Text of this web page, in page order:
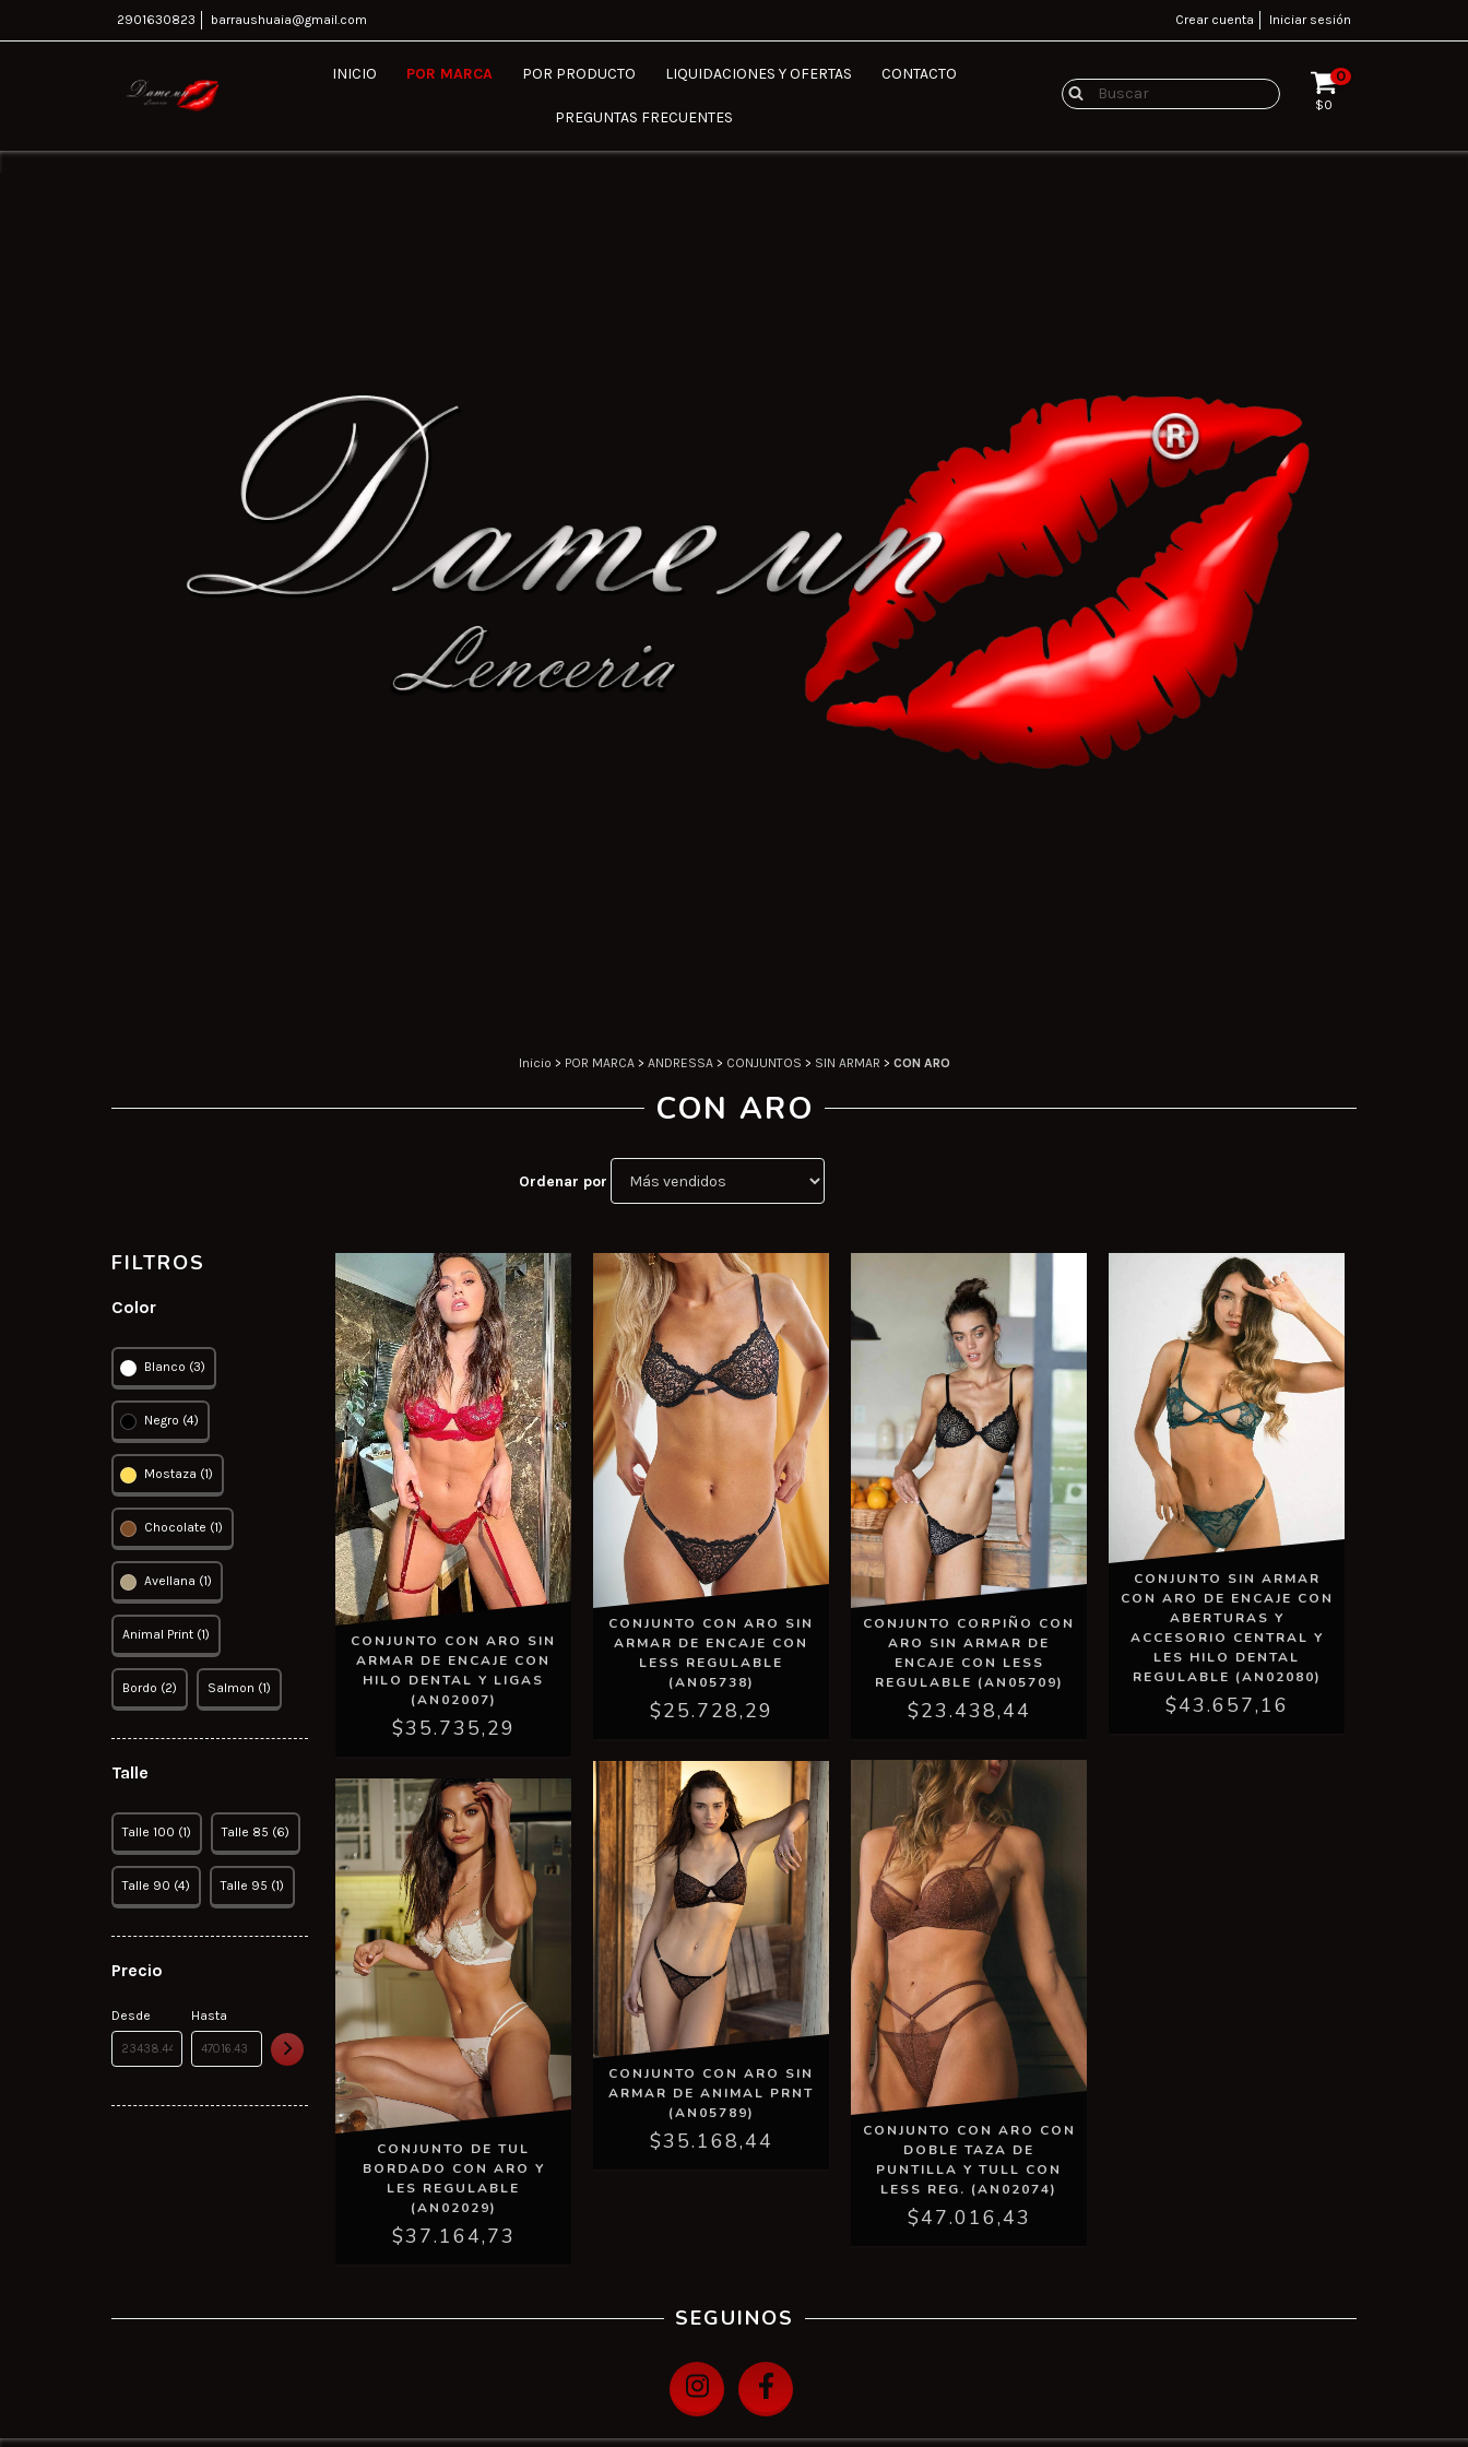
2901630823 barraushuaia@gmail.com Crear cuenta Iniciar sesión
INICIO POR MARCA POR PRODUCTO LIQUIDACIONES Y OFERTAS CONTACTO
PREGUNTAS FRECUENTES
0
$0
Inicio > POR MARCA > ANDRESSA > CONJUNTOS > SIN ARMAR > CON ARO
CON ARO
Ordenar por
FILTROS
Color
Blanco (3)
Negro (4)
Mostaza (1)
Chocolate (1)
Avellana (1)
Animal Print (1)
Bordo (2) Salmon (1)
Talle
Talle 100 (1) Talle 85 (6)
Talle 90 (4) Talle 95 (1)
Precio
Desde Hasta
CONJUNTO CON ARO SIN
ARMAR DE ENCAJE CON
HILO DENTAL Y LIGAS
(AN02007)
$35.735,29
CONJUNTO CON ARO SIN
ARMAR DE ENCAJE CON
LESS REGULABLE
(AN05738)
$25.728,29
CONJUNTO CORPIÑO CON
ARO SIN ARMAR DE
ENCAJE CON LESS
REGULABLE (AN05709)
$23.438,44
CONJUNTO SIN ARMAR
CON ARO DE ENCAJE CON
ABERTURAS Y
ACCESORIO CENTRAL Y
LES HILO DENTAL
REGULABLE (AN02080)
$43.657,16
CONJUNTO DE TUL
BORDADO CON ARO Y
LES REGULABLE
(AN02029)
$37.164,73
CONJUNTO CON ARO SIN
ARMAR DE ANIMAL PRNT
(AN05789)
$35.168,44
CONJUNTO CON ARO CON
DOBLE TAZA DE
PUNTILLA Y TULL CON
LESS REG. (AN02074)
$47.016,43
SEGUINOS